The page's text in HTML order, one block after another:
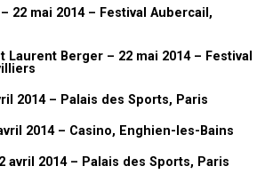
22 mai 2014 – Festival Aubercail,
Laurent Berger – 22 mai 2014 – Festival
2014 – Palais des Sports, Paris
2014 – Casino, Enghien-les-Bains
avril 2014 – Palais des Sports, Paris